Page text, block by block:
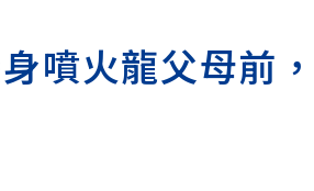
噴火龍父母前，